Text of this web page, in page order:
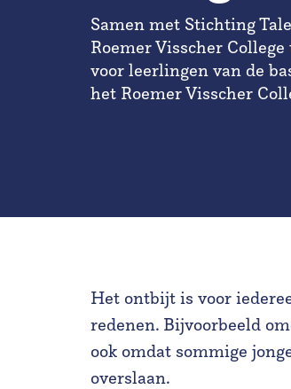
Samen met Stichting
Roemer Visscher
voor leerlingen van de
het Roemer Visscher
Het ontbijt is voor
redenen. Bijvoorbeeld
ook omdat sommige
overslaan.